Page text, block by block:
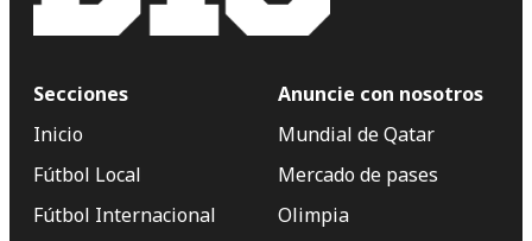
Secciones
Inicio
Fútbol Local
Fútbol Internacional
Anuncie con nosotros
Mundial de Qatar
Mercado de pases
Olimpia